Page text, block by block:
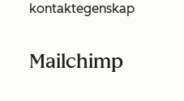
kontaktegenskap
Mailchimp